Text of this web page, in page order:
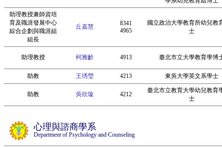
助理教授兼師資培
育及職涯發展中心
綜合企劃與職涯組
組長
丘嘉慧
8341
4965
國立政治大學教育所幼兒教
士
助理教授 柯雅齡 4913 臺北市立大學教育學博
助教 王琇瑩 4213 東吳大學英文系學士
助教 吳欣璇 4212
臺北市立教育大學幼兒教育
士
心理與諮商學系
Department of Psychology and Counseling